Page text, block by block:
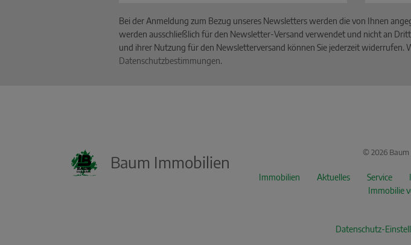
Bei der Anmeldung zum Bezug unseres Newsletters werden die von Ihnen
werden ausschließlich für den Newsletter-Versand verwendet und nicht an
und ihrer Nutzung für den Newsletterversand können Sie jederzeit
Datenschutzbestimmungen.
Baum Immobilien © 2026
Immobilien Aktuelles Service
Immobilie
Datenschutz-